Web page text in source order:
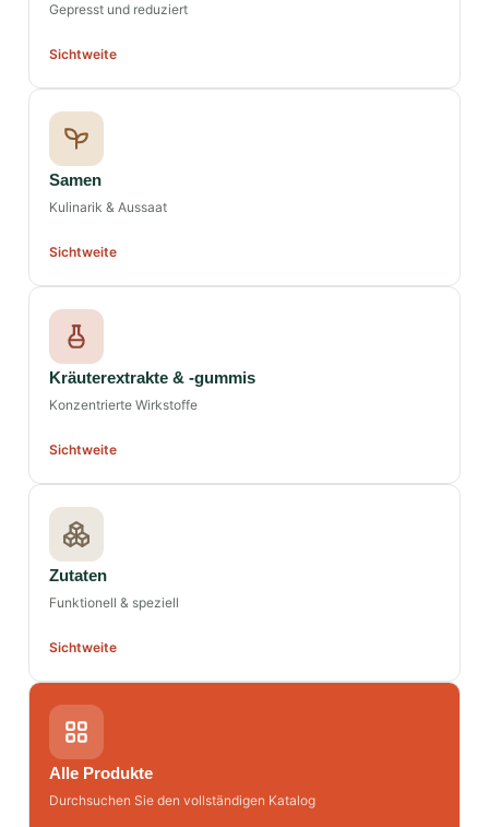
Gepresst und reduziert
Sichtweite
Samen
Kulinarik & Aussaat
Sichtweite
Kräuterextrakte & -gummis
Konzentrierte Wirkstoffe
Sichtweite
Zutaten
Funktionell & speziell
Sichtweite
Alle Produkte
Durchsuchen Sie den vollständigen Katalog